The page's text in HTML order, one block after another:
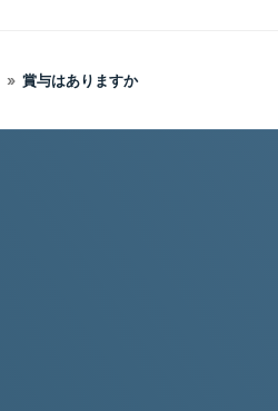
» 賞与はありますか